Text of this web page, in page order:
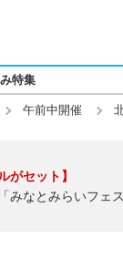
特集
午前中開催
がセット】
みなとみらいフェ